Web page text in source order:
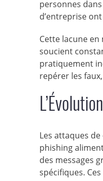
personnes
d’entreprise
Cette lacune
soucient
pratiquement
repérer les
Les attaques
phishing
des messages
spécifiques.